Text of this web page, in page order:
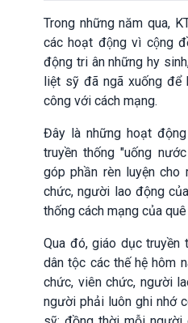
Trong những năm qua,
các hoạt động vì cộng
động tri ân những hy
liệt sỹ đã ngã xuống để
công với cách mạng.
Đây là những hoạt
truyền thống "uống
góp phần rèn luyện cho
chức, người lao động
thống cách mạng của
Qua đó, giáo dục truyền
dân tộc các thế hệ hôm
chức, viên chức, người
người phải luôn ghi nhớ